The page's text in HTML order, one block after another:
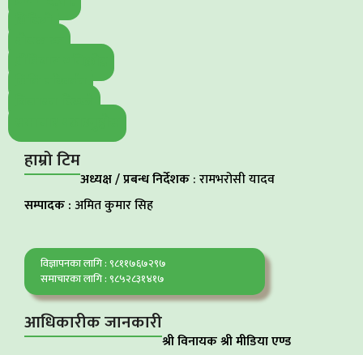
हाम्रो टिम
अध्यक्ष / प्रबन्ध निर्देशक: रामभरोसी यादव
सम्पादक :अमित कुमार सिह
विज्ञापनका लागि : ९८११७६७२९७
समाचारका लागि : ९८५२८३१४१७
आधिकारीक जानकारी
श्री विनायक श्री मीडिया एण्ड